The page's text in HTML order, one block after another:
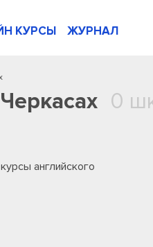
КУРСЫ ЖУРНАЛ
0
английского